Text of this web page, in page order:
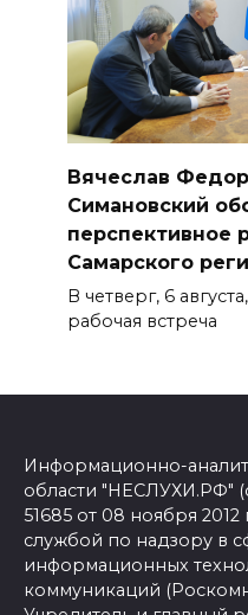
Вячеслав
Симановский
перспективное
Самарского
В четверг, 6
рабочая встреча
Информационно-
области "НЕСЛУХИ.РФ"
51685 от 08 ноября
службой по надзору в
информационных
коммуникаций